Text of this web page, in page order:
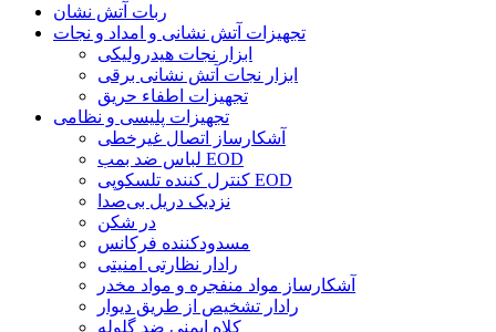
ربات آتش نشان
تجهیزات آتش نشانی و امداد و نجات
ابزار نجات هیدرولیکی
ابزار نجات آتش نشانی برقی
تجهیزات اطفاء حریق
تجهیزات پلیسی و نظامی
آشکارساز اتصال غیرخطی
لباس ضد بمب EOD
کنترل کننده تلسکوپی EOD
نزدیک دریل بی‌صدا
در شکن
مسدودکننده فرکانس
رادار نظارتی امنیتی
آشکارساز مواد منفجره و مواد مخدر
رادار تشخیص از طریق دیوار
کلاه ایمنی ضد گلوله